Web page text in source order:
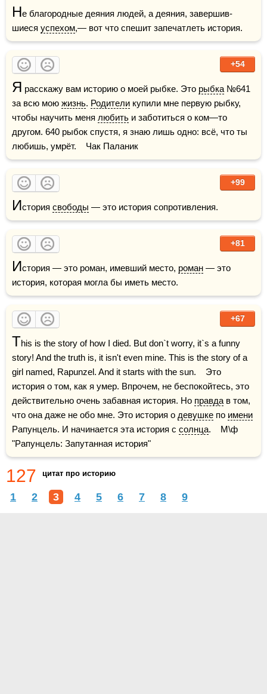
Не благородные деяния людей, а деяния, завершив­
шиеся успехом,— вот что спешит запечатлеть история.
+54
Я расскажу вам историю о моей рыбке. Это рыбка №641
за всю мою жизнь. Родители купили мне первую рыбку,
чтобы научить меня любить и заботиться о ком—то
другом. 640 рыбок спустя, я знаю лишь одно: всё, что ты
любишь, умрёт.    Чак Паланик
+99
История свободы — это история сопротивления.
+81
История — это роман, имевший место, роман — это
история, которая могла бы иметь место.
+67
This is the story of how I died. But don`t worry, it`s a funny
story! And the truth is, it isn't even mine. This is the story of a
girl named, Rapunzel. And it starts with the sun.    Это
история о том, как я умер. Впрочем, не беспокойтесь, это
действительно очень забавная история. Но правда в том,
что она даже не обо мне. Это история о девушке по имени
Рапунцель. И начинается эта история с солнца.    М\ф
"Рапунцель: Запутанная история"
127 цитат про историю
1 2 3 4 5 6 7 8 9